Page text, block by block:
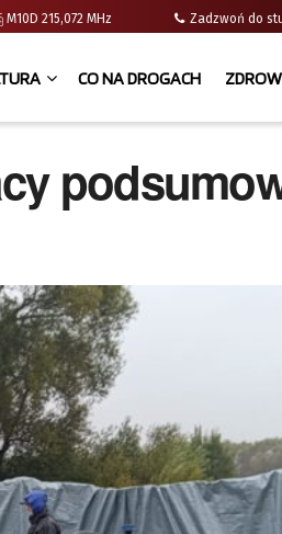
M10D 215,072 MHz Zadzwoń do
CO NA DROGACH